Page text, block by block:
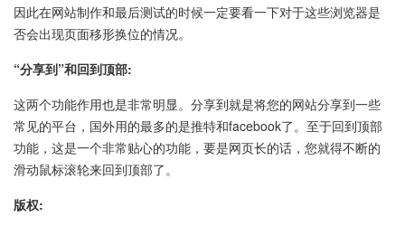
因此在网站制作和最后测试的时候一定要看一下对于这些浏览器是
否会出现页面移形换位的情况。
“分享到”和回到顶部:
这两个功能作用也是非常明显。分享到就是将您的网站分享到一些
常见的平台，国外用的最多的是推特和facebook了。至于回到顶部
功能，这是一个非常贴心的功能，要是网页长的话，您就得不断的
滑动鼠标滚轮来回到顶部了。
版权: